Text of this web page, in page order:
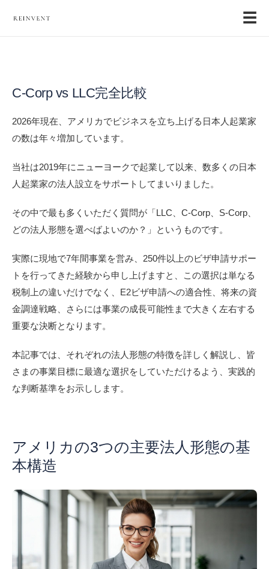
☰
C-Corp vs LLC完全比較
2026年現在、アメリカでビジネスを立ち上げる日本人起業家
の数は年々増加しています。
当社は2019年にニューヨークで起業して以来、数多くの日本
人起業家の法人設立をサポートしてまいりました。
その中で最も多くいただく質問が「LLC、C-Corp、S-Corp、
どの法人形態を選べばよいのか？」というものです。
実際に現地で7年間事業を営み、250件以上のビザ申請サポー
トを行ってきた経験から申し上げますと、この選択は単なる
税制上の違いだけでなく、E2ビザ申請への適合性、将来の資
金調達戦略、さらには事業の成長可能性まで大きく左右する
重要な決断となります。
本記事では、それぞれの法人形態の特徴を詳しく解説し、皆
さまの事業目標に最適な選択をしていただけるよう、実践的
な判断基準をお示しします。
アメリカの3つの主要法人形態の基
本構造